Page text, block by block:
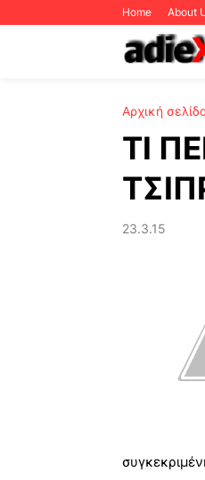
Home About
Αρχική
ΤΙ
23.3.15